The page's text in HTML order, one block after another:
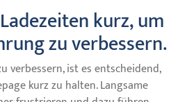
kurz, um
zu verbessern.
verbessern, ist es entscheidend,
kurz zu halten. Langsame